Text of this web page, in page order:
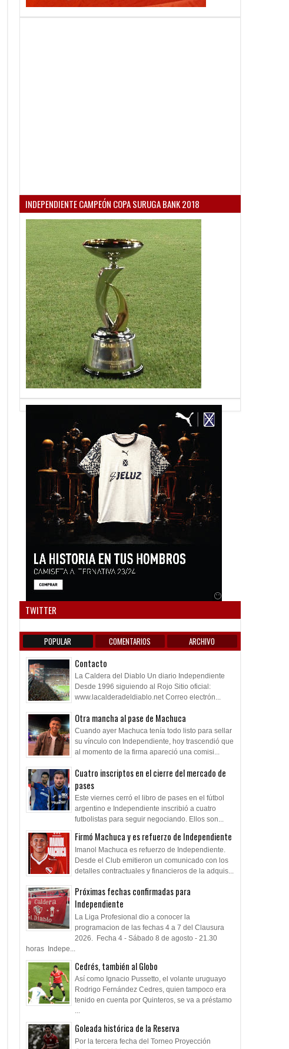
INDEPENDIENTE CAMPEÓN COPA SURUGA BANK 2018
TWITTER
POPULAR COMENTARIOS ARCHIVO
Contacto
La Caldera del Diablo Un diario Independiente
Desde 1996 siguiendo al Rojo Sitio oficial:
www.lacalderadeldiablo.net Correo electrón...
Otra mancha al pase de Machuca
Cuando ayer Machuca tenía todo listo para sellar
su vínculo con Independiente, hoy trascendió que
al momento de la firma apareció una comisi...
Cuatro inscriptos en el cierre del mercado de
pases
Este viernes cerró el libro de pases en el fútbol
argentino e Independiente inscribió a cuatro
futbolistas para seguir negociando. Ellos son...
Firmó Machuca y es refuerzo de Independiente
Imanol Machuca es refuerzo de Independiente.
Desde el Club emitieron un comunicado con los
detalles contractuales y financieros de la adquis...
Próximas fechas confirmadas para
Independiente
La Liga Profesional dio a conocer la
programacion de las fechas 4 a 7 del Clausura
2026. Fecha 4 - Sábado 8 de agosto - 21.30
horas Indepe...
Cedrés, también al Globo
Así como Ignacio Pussetto, el volante uruguayo
Rodrigo Fernández Cedres, quien tampoco era
tenido en cuenta por Quinteros, se va a préstamo
...
Goleada histórica de la Reserva
Por la tercera fecha del Torneo Proyección